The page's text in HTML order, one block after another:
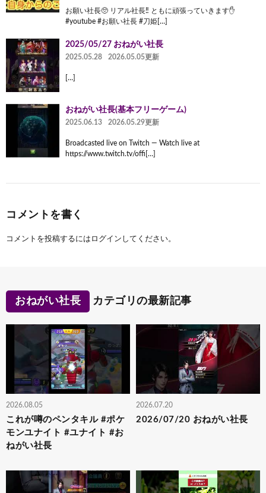
お願い社長🥺 リアル社長‼️ ともに頑張っていきます✋
#youtube #お願い社長 #刀姫[…]
2025/05/27 おねがい社長
2025.05.28 2026.05.05更新
[…]
おねがい社長(基本フリーゲーム)
2025.06.13 2026.05.29更新
Broadcasted live on Twitch — Watch live at
https://www.twitch.tv/offi[…]
コメントを書く
コメントを投稿するには ログイン してください。
おねがい社長 カテゴリの最新記事
2026.08.05
これが噂のペンタキル #ポケ
モンユナイト #ユナイト #お
ねがい社長
2026.07.20
2026/07/20 おねがい社長